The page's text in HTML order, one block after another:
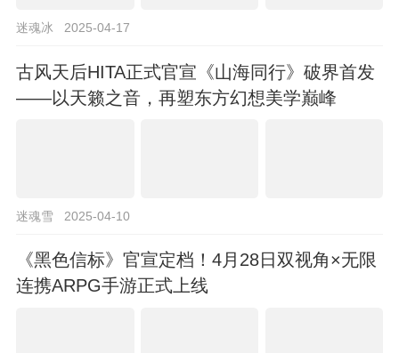
迷魂冰 2025-04-17
古风天后HITA正式官宣《山海同行》破界首发
——以天籁之音，再塑东方幻想美学巅峰
迷魂雪 2025-04-10
《黑色信标》官宣定档！4月28日双视角×无限
连携ARPG手游正式上线